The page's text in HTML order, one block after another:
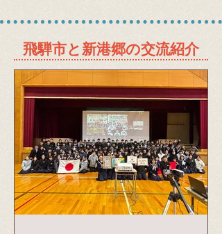
飛騨市と新港郷の交流紹介